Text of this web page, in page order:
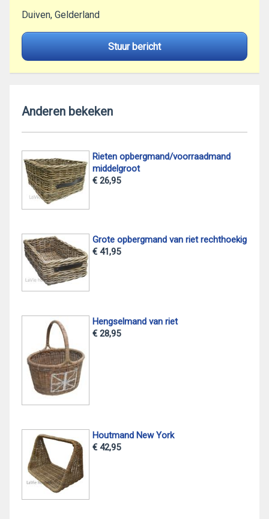
Duiven, Gelderland
Stuur bericht
Anderen bekeken
Rieten opbergmand/voorraadmand
middelgroot
€ 26,95
Grote opbergmand van riet rechthoekig
€ 41,95
Hengselmand van riet
€ 28,95
Houtmand New York
€ 42,95